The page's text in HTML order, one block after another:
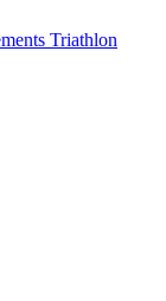
Triathlon